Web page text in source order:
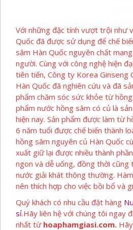
Với những đặc tính vượt trội như
Quốc đã được sử dụng để chế
sâm Hàn Quốc nguyên chất
người. Cùng với công nghệ hiện
tiên tiến, Công ty Korea Ginseng
Hàn Quốc đã nghiên cứu và đã
phẩm chăm sóc sức khỏe từ
phẩm nước hồng sâm có củ là
hiện nay. Sản phẩm được làm từ
6 năm tuổi được chế biến thành
hồng sâm nguyên củ Hàn Quốc
xuất giữ lại được nhiều thành
ngon và dễ uống, đồng thời cũng
nước giải khát thông thường.
nên thích hợp cho việc bồi bổ và
Quý khách có nhu cầu đặt hàng
sỉ.Hãy liên hệ với chúng tôi ngay
nhất từ hoaphamgiasi.com.